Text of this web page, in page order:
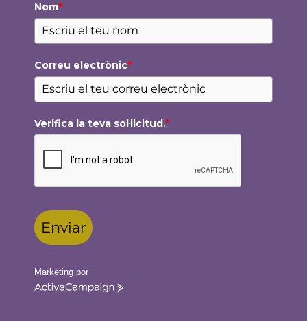
Nom*
Correu electrònic*
Verifica la teva sol·licitud.*
Enviar
Marketing por
ActiveCampaign